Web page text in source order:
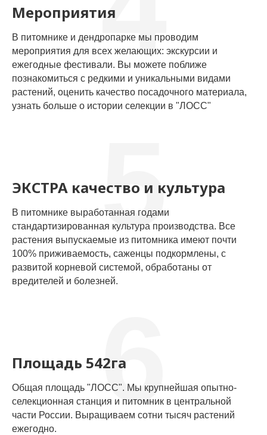
Мероприятия
В питомнике и дендропарке мы проводим
мероприятия для всех желающих: экскурсии и
ежегодные фестивали. Вы можете поближе
познакомиться с редкими и уникальными видами
растений, оценить качество посадочного материала,
узнать больше о истории селекции в "ЛОСС"
ЭКСТРА качество и культура
В питомнике выработанная годами
стандартизированная культура производства. Все
растения выпускаемые из питомника имеют почти
100% приживаемость, саженцы подкормлены, с
развитой корневой системой, обработаны от
вредителей и болезней.
5
Площадь 542га
Общая площадь "ЛОСС". Мы крупнейшая опытно-
селекционная станция и питомник в центральной
части России. Выращиваем сотни тысяч растений
ежегодно.
6